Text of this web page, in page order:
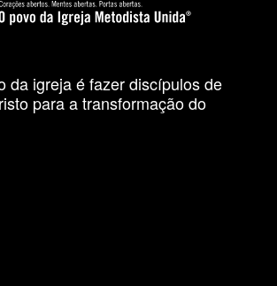
da igreja é fazer discípulos de
para a transformação do